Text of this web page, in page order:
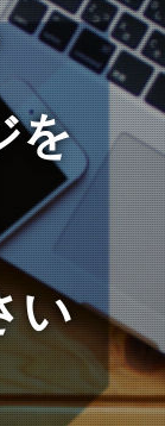
を
い